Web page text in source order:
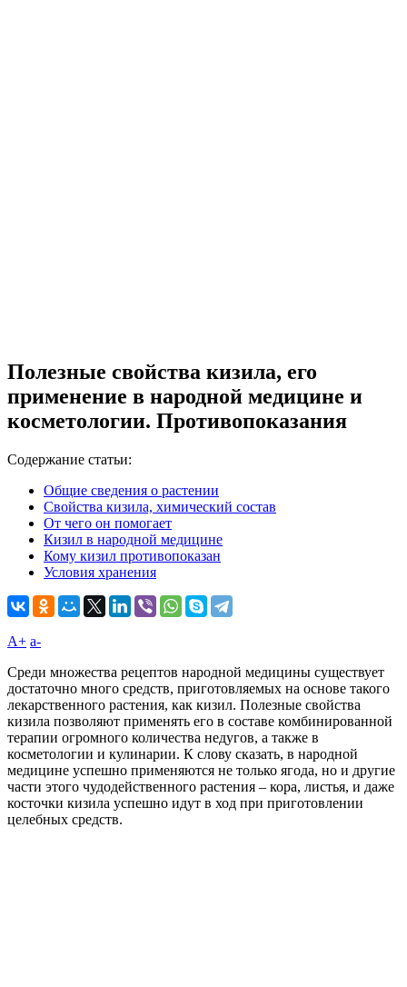
Полезные свойства кизила, его
применение в народной медицине и
косметологии. Противопоказания
Содержание статьи:
Общие сведения о растении
Свойства кизила, химический состав
От чего он помогает
Кизил в народной медицине
Кому кизил противопоказан
Условия хранения
A+ а-
Среди множества рецептов народной медицины существует
достаточно много средств, приготовляемых на основе такого
лекарственного растения, как кизил. Полезные свойства
кизила позволяют применять его в составе комбинированной
терапии огромного количества недугов, а также в
косметологии и кулинарии. К слову сказать, в народной
медицине успешно применяются не только ягода, но и другие
части этого чудодейственного растения – кора, листья, и даже
косточки кизила успешно идут в ход при приготовлении
целебных средств.